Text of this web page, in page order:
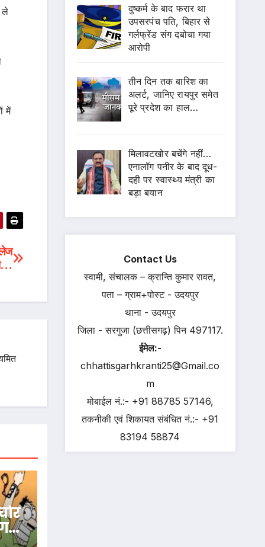
ले
में
दुष्कर्म के बाद फरार था
उपसरपंच पति, बिहार से
गर्लफ्रेंड संग दबोचा गया
आरोपी
तीन दिन तक बारिश का
अलर्ट, जानिए रायपुर समेत
पूरे प्रदेश का हाल…
मिलावटखोर बचेंगे नहीं…
एनालॉग पनीर के बाद दूध-
दही पर स्वास्थ्य मंत्री का
बड़ा बयान
Contact Us
स्वामी, संचालक – क्रान्ति कुमार रावत,
पता – ग्राम+पोस्ट - उदयपुर
थाना - उदयपुर
जिला - सरगुजा (छत्तीसगढ़) पिन 497117.
ईमेल:-
chhattisgarhkranti25@Gmail.co
m
मोबाईल नं.:- +91 88785 57146,
तकनीकी एवं शिकायत संबंधित नं.:- +91
83194 58874